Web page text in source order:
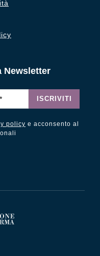
Newsletter
ISCRIVITI
policy e acconsento al